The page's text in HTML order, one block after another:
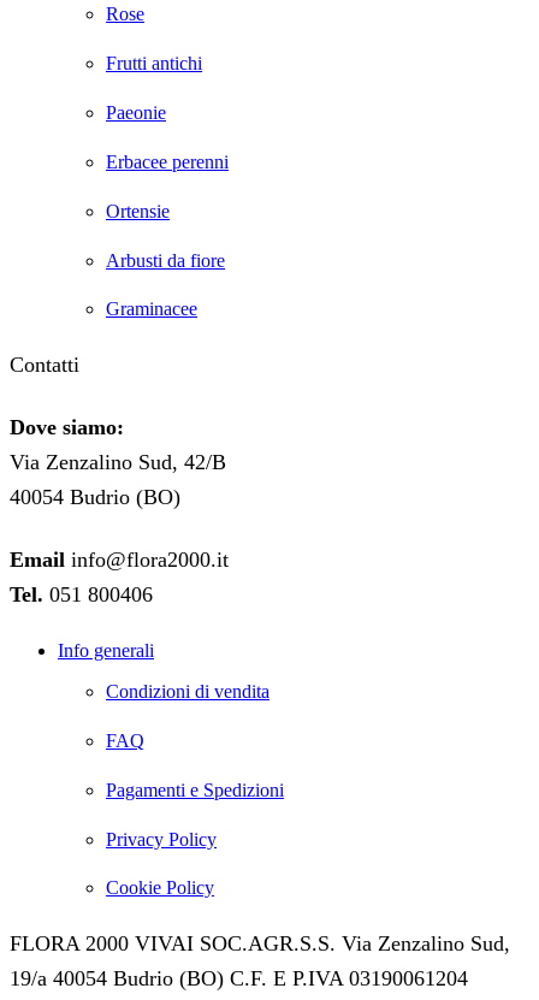
Rose
Frutti antichi
Paeonie
Erbacee perenni
Ortensie
Arbusti da fiore
Graminacee
Contatti
Dove siamo:
Via Zenzalino Sud, 42/B
40054 Budrio (BO)
Email info@flora2000.it
Tel. 051 800406
Info generali
Condizioni di vendita
FAQ
Pagamenti e Spedizioni
Privacy Policy
Cookie Policy
FLORA 2000 VIVAI SOC.AGR.S.S. Via Zenzalino Sud,
19/a 40054 Budrio (BO) C.F. E P.IVA 03190061204